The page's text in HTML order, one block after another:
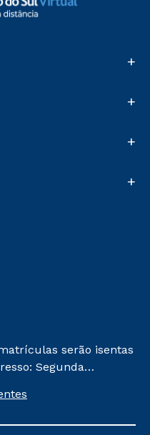
+
+
+
+
serão isentas
Segunda
será de R$